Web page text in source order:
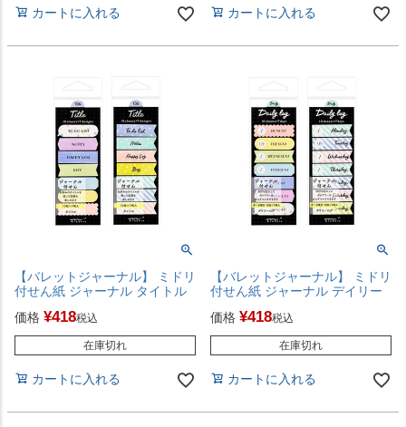
カートに入れる カートに入れる
【バレットジャーナル】 ミドリ
付せん紙 ジャーナル タイトル
価格 ¥418税込
在庫切れ
カートに入れる
【バレットジャーナル】 ミドリ
付せん紙 ジャーナル デイリー
価格 ¥418税込
在庫切れ
カートに入れる